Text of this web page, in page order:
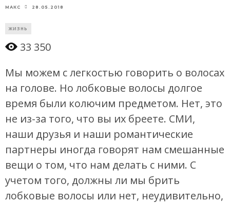
МАКС 28.05.2018
ЖИЗНЬ
33 350
Мы можем с легкостью говорить о волосах
на голове. Но лобковые волосы долгое
время были колючим предметом. Нет, это
не из-за того, что вы их бреете. СМИ,
наши друзья и наши романтические
партнеры иногда говорят нам смешанные
вещи о том, что нам делать с ними. С
учетом того, должны ли мы брить
лобковые волосы или нет, неудивительно,